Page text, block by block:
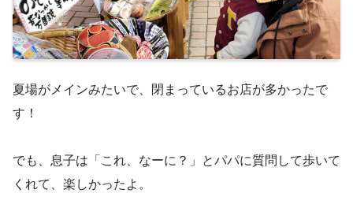
夏場がメインみたいで、閉まっているお店が多かったで
す！
でも、息子は「これ、なーに？」とパパに質問して歩いて
くれて、楽しかったよ。